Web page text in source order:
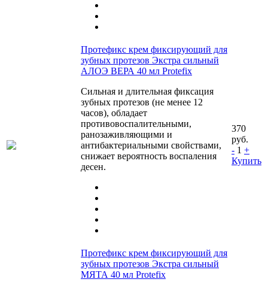
Протефикс крем фиксирующий для
зубных протезов Экстра сильный
АЛОЭ ВЕРА 40 мл Protefix
Сильная и длительная фиксация
зубных протезов (не менее 12
часов), обладает
противовоспалительными,
ранозаживляющими и
антибактериальными свойствами,
снижает вероятность воспаления
десен.
370
руб.
- 1 +
Купить
Протефикс крем фиксирующий для
зубных протезов Экстра сильный
МЯТА 40 мл Protefix